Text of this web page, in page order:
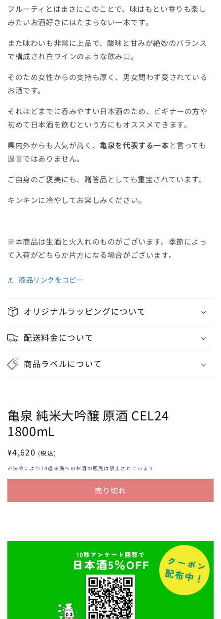
フルーティとはまさにこのことで、味はもとい香りも楽し
みたいお酒好きにはたまらない一本です。
また味わいも非常に上品で、酸味と甘みが絶妙のバランス
で構成され白ワインのような飲み口。
そのため女性からの支持も厚く、男女問わず愛されている
お酒です。
それほどまでに呑みやすい日本酒のため、ビギナーの方や
初めて日本酒を飲むという方にもオススメできます。
県内外からも人気が高く、 亀泉を代表する一本と言っても
過言ではありません。
ご自身のご褒美にも、贈答品としても重宝されています。
キンキンに冷やしてお楽しみください。
※本商品は生酒と火入れのものがございます。季節によっ
て入荷がどちらか片方になる場合がございます。
商品リンクをコピー
オリジナルラッピングについて
配送料金について
商品ラベルについて
亀泉 純米大吟醸 原酒 CEL24
1800mL
通
常
価
¥4,620 (税込)
※法令により20歳未満へのお酒の販売は禁止されています
売り切れ